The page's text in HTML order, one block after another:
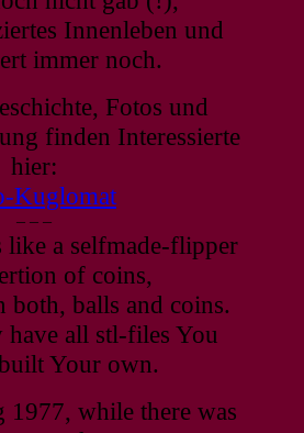
Innenleben und
immer noch.
Fotos und
finden Interessierte
hier:
Kuglomat
– – –
a selfmade-flipper
of coins,
both, balls and coins.
have all stl-files You
Your own.
1977, while there was